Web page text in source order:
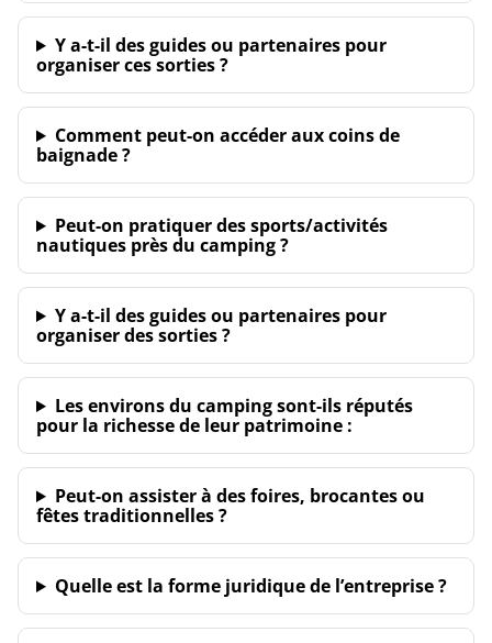
Y a-t-il des guides ou partenaires pour
organiser ces sorties ?
Comment peut-on accéder aux coins de
baignade ?
Peut-on pratiquer des sports/activités
nautiques près du camping ?
Y a-t-il des guides ou partenaires pour
organiser des sorties ?
Les environs du camping sont-ils réputés
pour la richesse de leur patrimoine :
Peut-on assister à des foires, brocantes ou
fêtes traditionnelles ?
Quelle est la forme juridique de l’entreprise ?